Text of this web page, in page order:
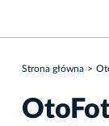
Strona główna